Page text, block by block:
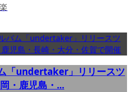
「undertaker」リリースツ
・鹿児島・...